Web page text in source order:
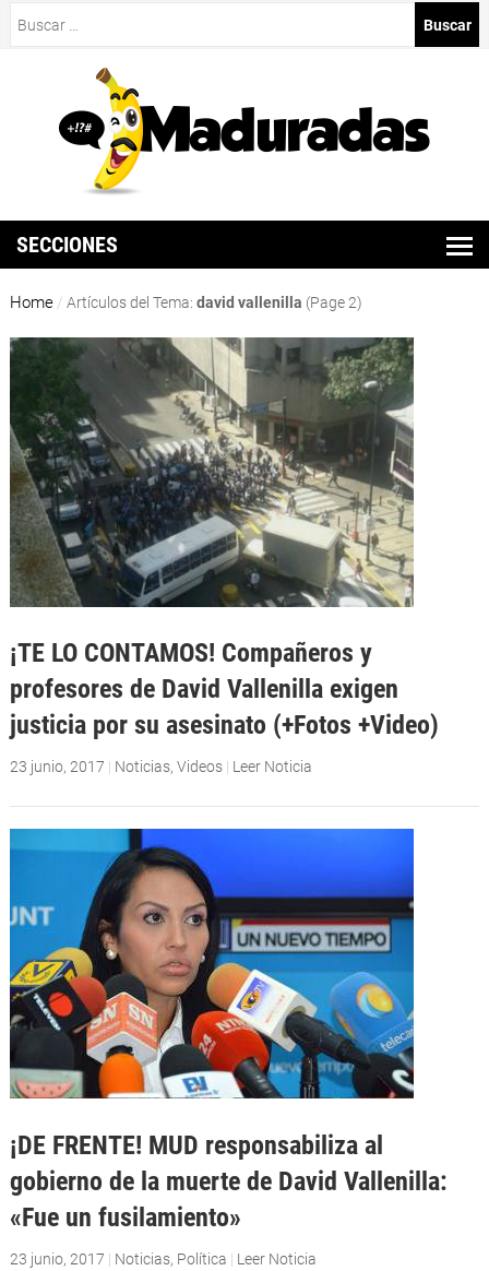
SECCIONES
Home / Artículos del Tema: david vallenilla (Page 2)
¡TE LO CONTAMOS! Compañeros y
profesores de David Vallenilla exigen
justicia por su asesinato (+Fotos +Video)
23 junio, 2017 | Noticias, Videos | Leer Noticia
¡DE FRENTE! MUD responsabiliza al
gobierno de la muerte de David Vallenilla:
«Fue un fusilamiento»
23 junio, 2017 | Noticias, Política | Leer Noticia